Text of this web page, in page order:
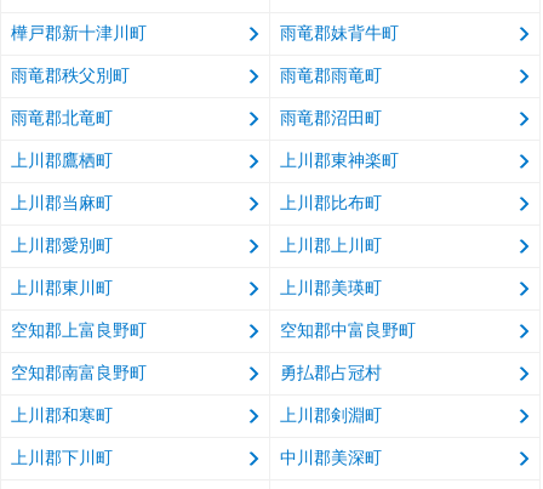
樺戸郡新十津川町 雨竜郡妹背牛町
雨竜郡秩父別町 雨竜郡雨竜町
雨竜郡北竜町 雨竜郡沼田町
上川郡鷹栖町 上川郡東神楽町
上川郡当麻町 上川郡比布町
上川郡愛別町 上川郡上川町
上川郡東川町 上川郡美瑛町
空知郡上富良野町 空知郡中富良野町
空知郡南富良野町 勇払郡占冠村
上川郡和寒町 上川郡剣淵町
上川郡下川町 中川郡美深町